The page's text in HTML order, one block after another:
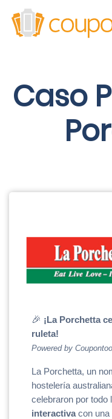
Caso
🎉 ¡La Porchetta
ruleta!
Powered by
La Porchetta, un
hostelería
celebraron por todo
interactiva con una